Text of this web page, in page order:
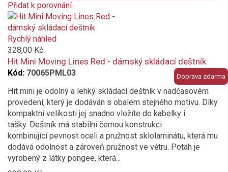
Přidat k porovnání
Product
is
added
to
compare
Doprava zdarma
Rychlý náhled
328,00 Kč
Hit Mini Moving Lines Red - dámský skládací deštník
Kód: 70065PML03
Hit mini je odolný a lehký skládací deštník v nadčasovém
provedení, který je dodáván s obalem stejného motivu. Díky
kompaktní velikosti jej snadno vložíte do kabelky i
tašky. Deštník má stabilní černou konstrukci
kombinující pevnost oceli a pružnost sklolaminátu, která mu
dodává odolnost a zároveň pružnost ve větru. Potah je
vyrobený z látky pongee, která...